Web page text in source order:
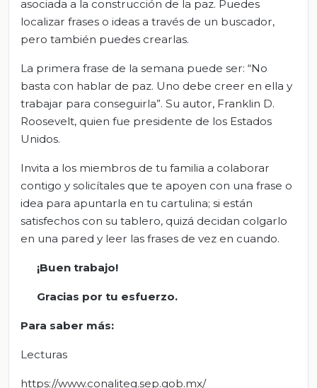
asociada a la construcción de la paz. Puedes
localizar frases o ideas a través de un buscador,
pero también puedes crearlas.
La primera frase de la semana puede ser: “No
basta con hablar de paz. Uno debe creer en ella y
trabajar para conseguirla”. Su autor, Franklin D.
Roosevelt, quien fue presidente de los Estados
Unidos.
Invita a los miembros de tu familia a colaborar
contigo y solicítales que te apoyen con una frase o
idea para apuntarla en tu cartulina; si están
satisfechos con su tablero, quizá decidan colgarlo
en una pared y leer las frases de vez en cuando.
¡Buen trabajo!
Gracias por tu esfuerzo.
Para saber más:
Lecturas
https://www.conaliteg.sep.gob.mx/